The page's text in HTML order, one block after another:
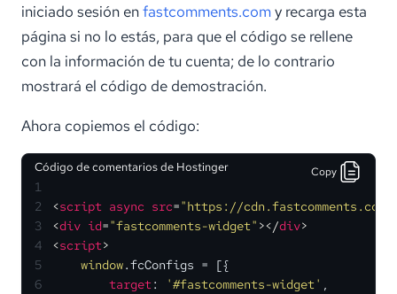
iniciado sesión enfastcomments.comy recarga esta
página si no lo estás, para que el código se rellene
con la información de tu cuenta; de lo contrario
mostrará el código de demostración.
Ahora copiemos el código:
Código de comentarios de Hostinger Copy
1
2
<script async src="https://
3
<div id="fastcomments-widget" ></div>
4
<script>
5
window.fcConfigs = [{
6
target: '#fastcomments-widget'